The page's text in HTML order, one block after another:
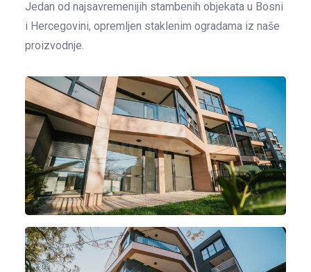
Jedan od najsavremenijih stambenih objekata u Bosni
i Hercegovini, opremljen staklenim ogradama iz naše
proizvodnje.